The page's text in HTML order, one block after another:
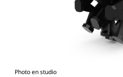
Photo en studio